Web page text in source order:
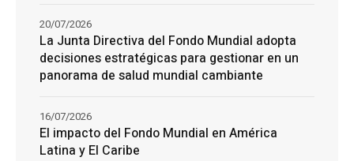
La Junta Directiva del Fondo Mundial adopta
decisiones estratégicas para gestionar en un
panorama de salud mundial cambiante
20/07/2026
El impacto del Fondo Mundial en América
Latina y El Caribe
16/07/2026